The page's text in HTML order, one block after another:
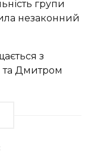
групи
незаконний
з
Дмитром